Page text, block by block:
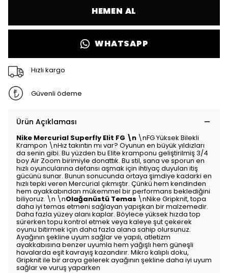
HEMEN AL
WHATSAPP
Hızlı kargo
Güvenli ödeme
Ürün Açıklaması
Nike Mercurial Superfly Elit FG \n \nFG Yüksek Bilekli
Krampon \nHız takıntın mı var? Oyunun en büyük yıldızları
da senin gibi. Bu yüzden bu Elite kramponu geliştirilmiş 3/4
boy Air Zoom birimiyle donattık. Bu stil, sana ve sporun en
hızlı oyuncularına defansı aşmak için ihtiyaç duyulan itiş
gücünü sunar. Bunun sonucunda ortaya şimdiye kadarki en
hızlı tepki veren Mercurial çıkmıştır. Çünkü hem kendinden
hem ayakkabından mükemmel bir performans beklediğini
biliyoruz. \n \nOlağanüstü Temas \nNike Gripknit, topa
daha iyi temas etmeni sağlayan yapışkan bir malzemedir.
Daha fazla yüzey alanı kaplar. Böylece yüksek hızda top
sürerken topu kontrol etmek veya kaleye şut çekerek
oyunu bitirmek için daha fazla alana sahip olursunuz.
Ayağının şekline uyum sağlar ve yapılı, atletizm
ayakkabısına benzer uyumla hem yağışlı hem güneşli
havalarda eşit kavrayış kazandırır. Mikro kalıplı doku,
Gripknit ile bir araya gelerek ayağının şekline daha iyi uyum
sağlar ve vuruş yaparken